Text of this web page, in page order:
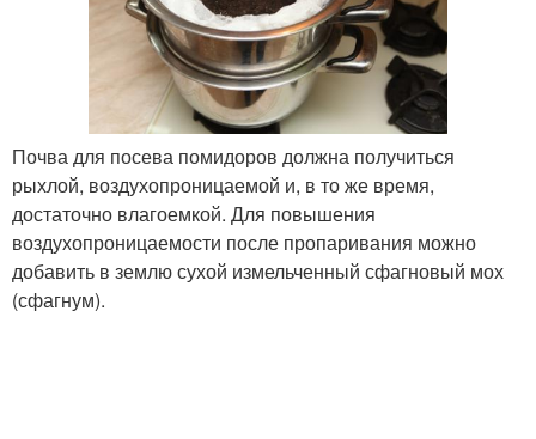
Почва для посева помидоров должна получиться
рыхлой, воздухопроницаемой и, в то же время,
достаточно влагоемкой. Для повышения
воздухопроницаемости после пропаривания можно
добавить в землю сухой измельченный сфагновый мох
(сфагнум).